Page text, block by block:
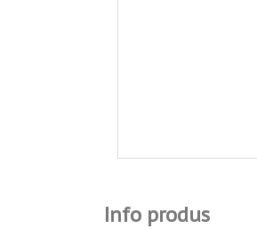
Info produs